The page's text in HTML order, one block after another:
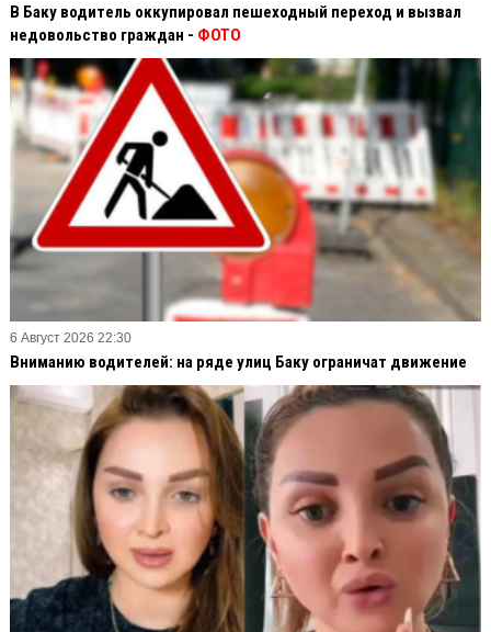
В Баку водитель оккупировал пешеходный переход и вызвал
недовольство граждан - ФОТО
6 Август 2026 22:30
Вниманию водителей: на ряде улиц Баку ограничат движение